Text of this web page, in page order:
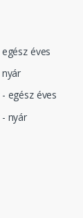
éves
egész éves
nyár